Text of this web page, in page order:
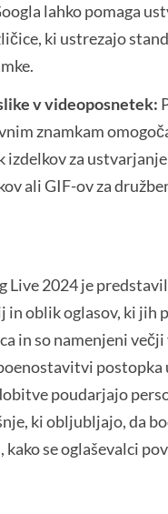
lahko pomaga
ki ustrezajo
v videoposnetek:
znamkam
izdelkov za ustvarjanje
ali GIF-ov za
Live 2024 je
oblik oglasov, ki jih
in so namenjeni
postopka
poudarjajo
ki obljubljajo, da
se oglaševalci